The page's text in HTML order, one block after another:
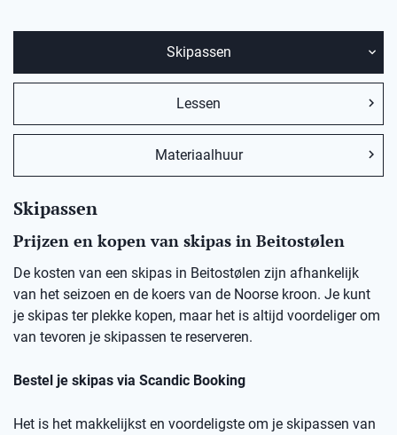
Skipassen
Lessen
Materiaalhuur
Skipassen
Prijzen en kopen van skipas in Beitostølen
De kosten van een skipas in Beitostølen zijn afhankelijk
van het seizoen en de koers van de Noorse kroon. Je kunt
je skipas ter plekke kopen, maar het is altijd voordeliger om
van tevoren je skipassen te reserveren.
Bestel je skipas via Scandic Booking
Het is het makkelijkst en voordeligste om je skipassen van